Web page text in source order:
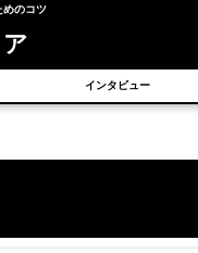
めのコツ
インタビュー